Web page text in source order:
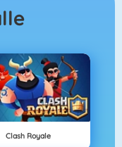
Clash Royale